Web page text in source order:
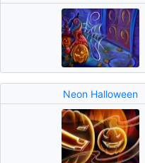
Neon Halloween